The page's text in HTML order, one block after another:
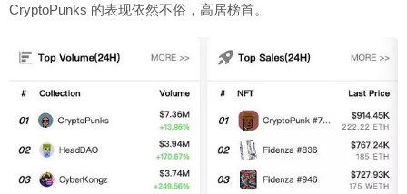
CryptoPunks 的表现依然不俗，高居榜首。